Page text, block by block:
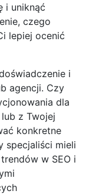
i uniknąć
czego
lepiej ocenić
i
agencji. Czy
dla
z Twojej
konkretne
specjaliści mieli
w SEO i